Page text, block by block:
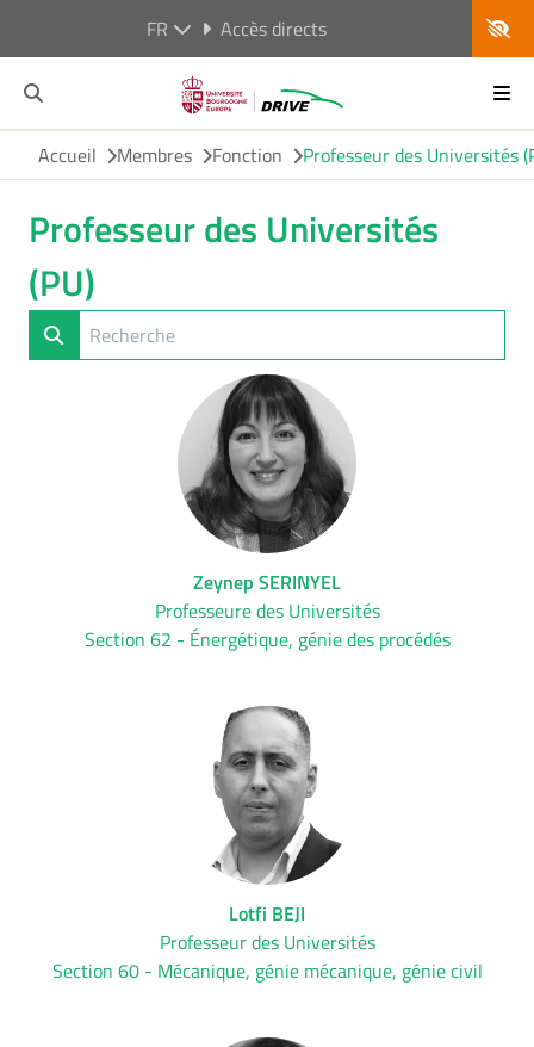
FR Accès directs
Accueil Membres Fonction Professeur des Universités
Professeur des Universités
(PU)
Zeynep SERINYEL
Professeure des Universités
Section 62 - Énergétique, génie des procédés
Lotfi BEJI
Professeur des Universités
Section 60 - Mécanique, génie mécanique, génie civil